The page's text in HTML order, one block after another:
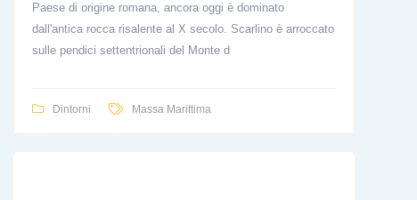
Paese di origine romana, ancora oggi è dominato
dall'antica rocca risalente al X secolo. Scarlino è arroccato
sulle pendici settentrionali del Monte d
Dintorni Massa Marittima